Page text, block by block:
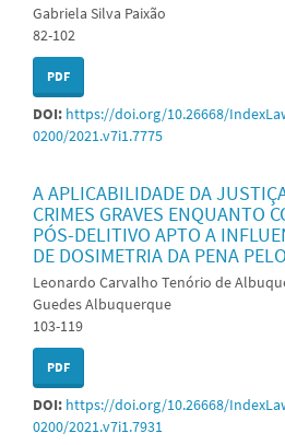
Gabriela Silva Paixão
82-102
PDF
DOI: https://doi.org/10.26668/
0200/2021.v7i1.7775
A APLICABILIDADE DA
CRIMES GRAVES ENQUANTO
PÓS-DELITIVO APTO A
DE DOSIMETRIA DA PENA
Leonardo Carvalho Tenório de
Guedes Albuquerque
103-119
PDF
DOI: https://doi.org/10.26668/
0200/2021.v7i1.7931